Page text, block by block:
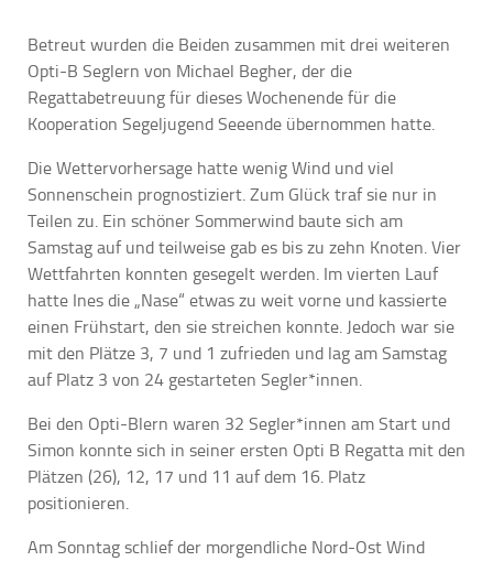
Betreut wurden die Beiden zusammen mit drei weiteren
Opti-B Seglern von Michael Begher, der die
Regattabetreuung für dieses Wochenende für die
Kooperation Segeljugend Seeende übernommen hatte.
Die Wettervorhersage hatte wenig Wind und viel
Sonnenschein prognostiziert. Zum Glück traf sie nur in
Teilen zu. Ein schöner Sommerwind baute sich am
Samstag auf und teilweise gab es bis zu zehn Knoten. Vier
Wettfahrten konnten gesegelt werden. Im vierten Lauf
hatte Ines die „Nase“ etwas zu weit vorne und kassierte
einen Frühstart, den sie streichen konnte. Jedoch war sie
mit den Plätze 3, 7 und 1 zufrieden und lag am Samstag
auf Platz 3 von 24 gestarteten Segler*innen.
Bei den Opti-Blern waren 32 Segler*innen am Start und
Simon konnte sich in seiner ersten Opti B Regatta mit den
Plätzen (26), 12, 17 und 11 auf dem 16. Platz
positionieren.
Am Sonntag schlief der morgendliche Nord-Ost Wind